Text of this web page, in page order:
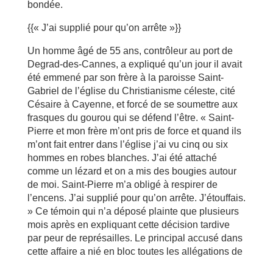
bondée.
{{« J’ai supplié pour qu’on arrête »}}
Un homme âgé de 55 ans, contrôleur au port de
Degrad-des-Cannes, a expliqué qu’un jour il avait
été emmené par son frère à la paroisse Saint-
Gabriel de l’église du Christianisme céleste, cité
Césaire à Cayenne, et forcé de se soumettre aux
frasques du gourou qui se défend l’être. « Saint-
Pierre et mon frère m’ont pris de force et quand ils
m’ont fait entrer dans l’église j’ai vu cinq ou six
hommes en robes blanches. J’ai été attaché
comme un lézard et on a mis des bougies autour
de moi. Saint-Pierre m’a obligé à respirer de
l’encens. J’ai supplié pour qu’on arrête. J’étouffais.
» Ce témoin qui n’a déposé plainte que plusieurs
mois après en expliquant cette décision tardive
par peur de représailles. Le principal accusé dans
cette affaire a nié en bloc toutes les allégations de